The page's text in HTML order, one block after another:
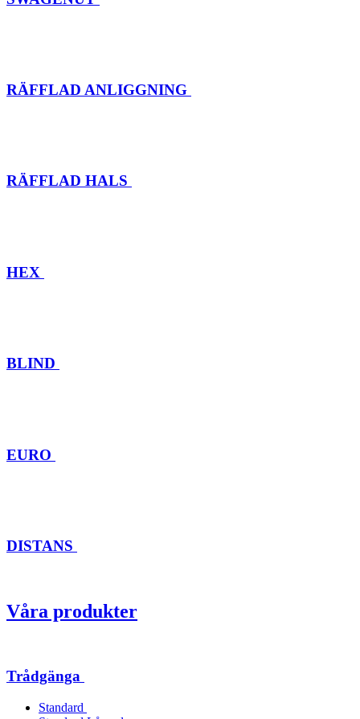
RÄFFLAD ANLIGGNING
RÄFFLAD HALS
HEX
BLIND
EURO
DISTANS
Våra produkter
Trådgänga
Standard